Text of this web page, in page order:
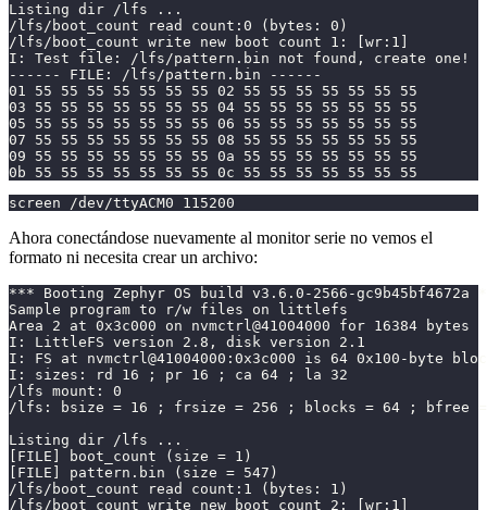
Listing dir /lfs ...
/lfs/boot_count read count:0 (bytes: 0)
/lfs/boot_count write new boot count 1: [wr:1]
I: Test file: /lfs/pattern.bin not found, create one!
------ FILE: /lfs/pattern.bin ------
01 55 55 55 55 55 55 55 02 55 55 55 55 55 55 55
03 55 55 55 55 55 55 55 04 55 55 55 55 55 55 55
05 55 55 55 55 55 55 55 06 55 55 55 55 55 55 55
07 55 55 55 55 55 55 55 08 55 55 55 55 55 55 55
09 55 55 55 55 55 55 55 0a 55 55 55 55 55 55 55
0b 55 55 55 55 55 55 55 0c 55 55 55 55 55 55 55
screen /dev/ttyACM0 115200
Ahora conectándose nuevamente al monitor serie no vemos el
formato ni necesita crear un archivo:
*** Booting Zephyr OS build v3.6.0-2566-gc9b45bf4672a
Sample program to r/w files on littlefs
Area 2 at 0x3c000 on nvmctrl@41004000 for 16384 bytes
I: LittleFS version 2.8, disk version 2.1
I: FS at nvmctrl@41004000:0x3c000 is 64 0x100-byte
I: sizes: rd 16 ; pr 16 ; ca 64 ; la 32
/lfs mount: 0
/lfs: bsize = 16 ; frsize = 256 ; blocks = 64 ; bfree =
Listing dir /lfs ...
[FILE] boot_count (size = 1)
[FILE] pattern.bin (size = 547)
/lfs/boot_count read count:1 (bytes: 1)
/lfs/boot_count write new boot count 2: [wr:1]